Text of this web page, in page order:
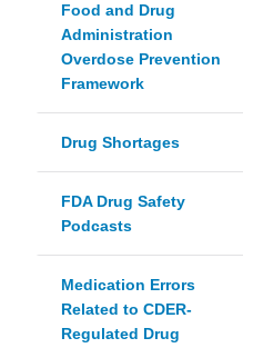
Food and Drug
Administration
Overdose Prevention
Framework
Drug Shortages
FDA Drug Safety
Podcasts
Medication Errors
Related to CDER-
Regulated Drug